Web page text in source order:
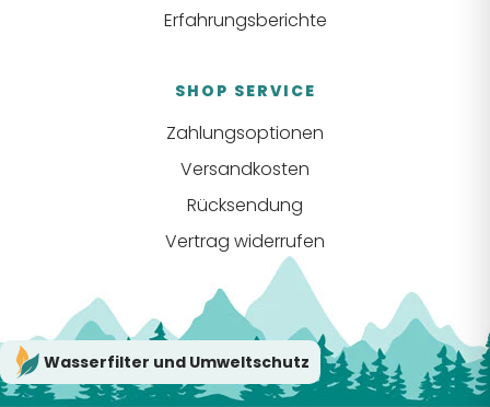
Erfahrungsberichte
SHOP SERVICE
Zahlungsoptionen
Versandkosten
Rücksendung
Vertrag widerrufen
Wasserfilter und Umweltschutz